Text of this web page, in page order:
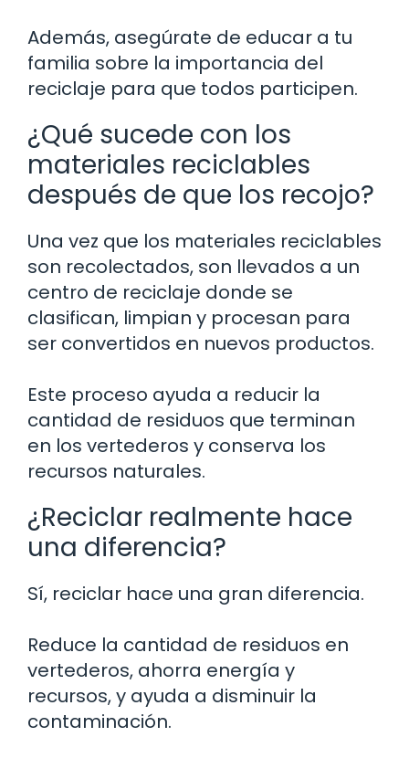
Además, asegúrate de educar a tu
familia sobre la importancia del
reciclaje para que todos participen.
¿Qué sucede con los
materiales reciclables
después de que los recojo?
Una vez que los materiales reciclables
son recolectados, son llevados a un
centro de reciclaje donde se
clasifican, limpian y procesan para
ser convertidos en nuevos productos.
Este proceso ayuda a reducir la
cantidad de residuos que terminan
en los vertederos y conserva los
recursos naturales.
¿Reciclar realmente hace
una diferencia?
Sí, reciclar hace una gran diferencia.
Reduce la cantidad de residuos en
vertederos, ahorra energía y
recursos, y ayuda a disminuir la
contaminación.